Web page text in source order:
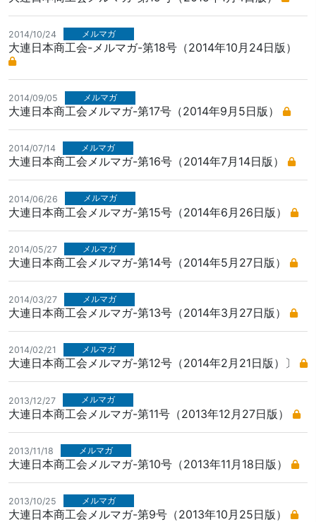
2014/10/24 メルマガ
大連日本商工会-メルマガ-第18号（2014年10月24日版）
2014/09/05 メルマガ
大連日本商工会メルマガ-第17号（2014年9月5日版）
2014/07/14 メルマガ
大連日本商工会メルマガ-第16号（2014年7月14日版）
2014/06/26 メルマガ
大連日本商工会メルマガ-第15号（2014年6月26日版）
2014/05/27 メルマガ
大連日本商工会メルマガ-第14号（2014年5月27日版）
2014/03/27 メルマガ
大連日本商工会メルマガ-第13号（2014年3月27日版）
2014/02/21 メルマガ
大連日本商工会メルマガ-第12号（2014年2月21日版）〕
2013/12/27 メルマガ
大連日本商工会メルマガ-第11号（2013年12月27日版）
2013/11/18 メルマガ
大連日本商工会メルマガ-第10号（2013年11月18日版）
2013/10/25 メルマガ
大連日本商工会メルマガ-第9号（2013年10月25日版）